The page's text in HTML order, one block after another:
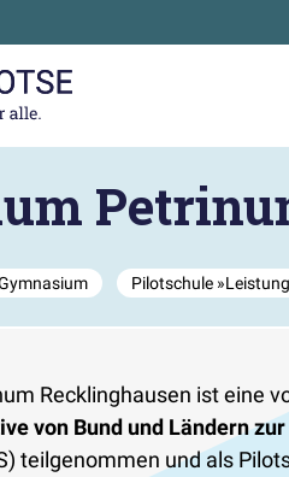
Pilotschule
Recklinghausen ist eine
von Bund und Ländern
teilgenommen und als